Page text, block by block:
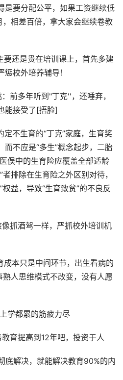
是要分配公平，如果工资继续低
相差百倍，拿大家会继续卷教
还是贵在培训课上，首先多建
校外培养辅导！
前多年听到"丁克''，还唾弃，
能接受了[捂脸]
不生育的“丁克”家庭，生育奖
而不应是“多生”概念起步，二胎
俣中的生育险应覆盖全部适龄
排除在生育险之外区别对待，
益，导致“生育致贫”的不良反
抓酒驾一样，严抓校外培训机
成本只是中间环节，出生看病的
人思维模式不改变，没有人愿
学都累的筋疲力尽
育提高到12年吧，投资于人
底解决，就能解决教育90%的内